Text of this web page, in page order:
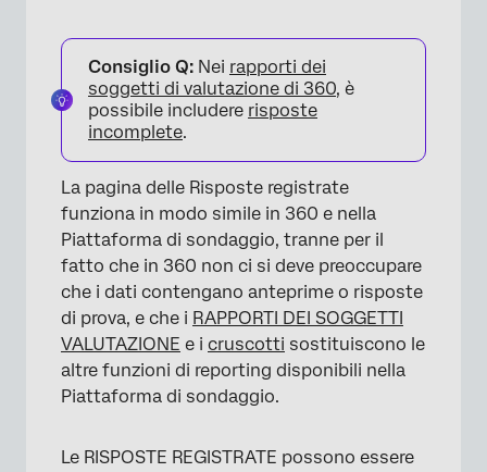
Consiglio Q: Nei rapporti dei
soggetti di valutazione di 360, è
possibile includere risposte
incomplete.
La pagina delle Risposte registrate
funziona in modo simile in 360 e nella
Piattaforma di sondaggio, tranne per il
fatto che in 360 non ci si deve preoccupare
che i dati contengano anteprime o risposte
di prova, e che i RAPPORTI DEI SOGGETTI
VALUTAZIONE e i cruscotti sostituiscono le
altre funzioni di reporting disponibili nella
Piattaforma di sondaggio.
Le RISPOSTE REGISTRATE possono essere